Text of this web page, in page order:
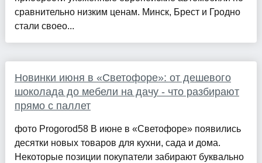
сравнительно низким ценам. Минск, Брест и Гродно
стали своео...
Новинки июня в «Светофоре»: от дешевого
шоколада до мебели на дачу - что разбирают
прямо с паллет
фото Progorod58 В июне в «Светофоре» появились
десятки новых товаров для кухни, сада и дома.
Некоторые позиции покупатели забирают буквально